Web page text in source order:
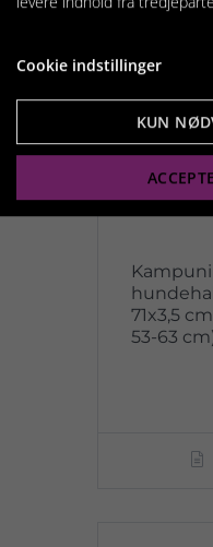
71x3,5
53-63
Cookie indstillinger
KUN